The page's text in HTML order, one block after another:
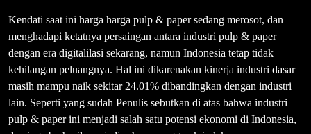
Kendati saat ini harga harga pulp & paper sedang merosot, dan
menghadapi ketatnya persaingan antara industri pulp & paper
dengan era digitalilasi sekarang, namun Indonesia tetap tidak
kehilangan peluangnya. Hal ini dikarenakan kinerja industri dasar
masih mampu naik sekitar 24.01% dibandingkan dengan industri
lain. Seperti yang sudah Penulis sebutkan di atas bahwa industri
pulp & paper ini menjadi salah satu potensi ekonomi di Indonesia,